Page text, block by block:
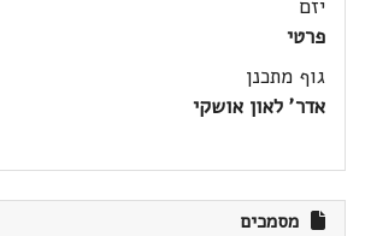
יזם
פרטי
גוף מתכנן
אדר' לאון אושקי
מסמכים